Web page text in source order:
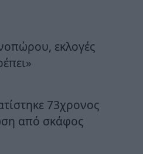
εκλογές
73χρονος
από σκάφος